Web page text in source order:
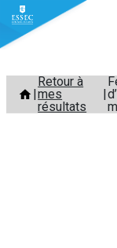
Aller
contenu
Retour à
mes
résultats